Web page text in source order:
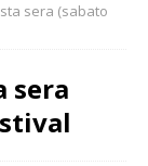
sera (sabato
sera